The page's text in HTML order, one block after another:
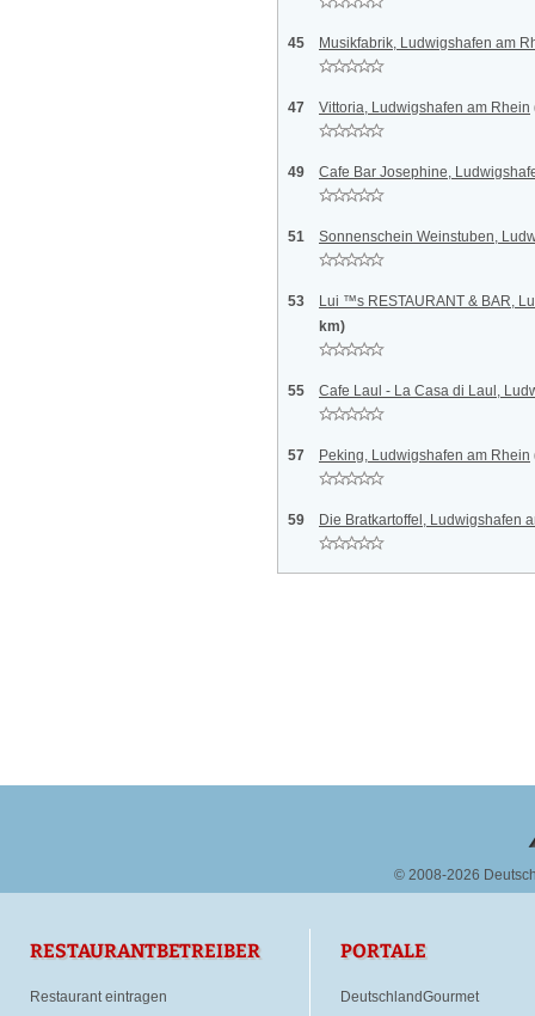
45 Musikfabrik, Ludwigshafen am
47 Vittoria, Ludwigshafen am Rhein
49 Cafe Bar Josephine,
51 Sonnenschein Weinstuben,
53
Lui ™s RESTAURANT & BAR,
km)
55 Cafe Laul - La Casa di Laul,
57 Peking, Ludwigshafen am Rhein
59 Die Bratkartoffel, Ludwigshafen
© 2008-2026
RESTAURANTBETREIBER
Restaurant eintragen
PORTALE
DeutschlandGourmet